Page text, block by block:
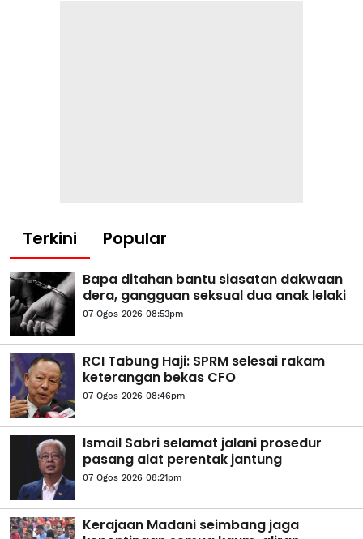
Terkini Popular
Bapa ditahan bantu siasatan dakwaan
dera, gangguan seksual dua anak lelaki
07 Ogos 2026 08:53pm
RCI Tabung Haji: SPRM selesai rakam
keterangan bekas CFO
07 Ogos 2026 08:46pm
Ismail Sabri selamat jalani prosedur
pasang alat perentak jantung
07 Ogos 2026 08:21pm
Kerajaan Madani seimbang jaga